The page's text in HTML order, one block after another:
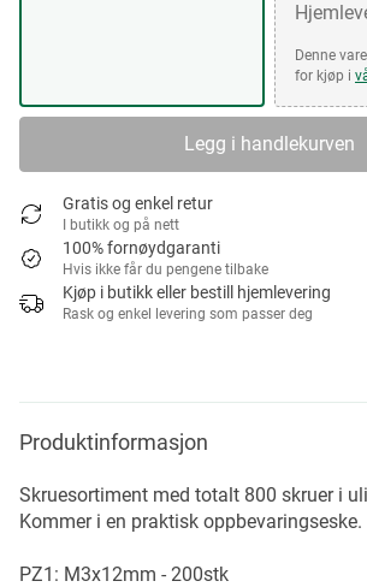
Denne
for kjøp i
Legg i handlekurven
Gratis og enkel retur
I butikk og på nett
100% fornøydgaranti
Hvis ikke får du pengene tilbake
Kjøp i butikk eller bestill hjemlevering
Rask og enkel levering som passer deg
Produktinformasjon
Skruesortiment med totalt 800 skruer i
Kommer i en praktisk oppbevaringseske.
PZ1: M3x12mm - 200stk